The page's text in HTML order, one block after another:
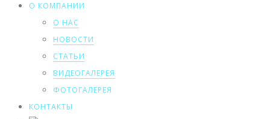
О КОМПАНИИ
О НАС
НОВОСТИ
СТАТЬИ
ВИДЕОГАЛЕРЕЯ
ФОТОГАЛЕРЕЯ
КОНТАКТЫ